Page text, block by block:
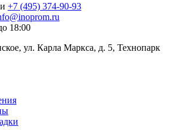
+7 (495) 374-90-93
18:00
ул. Карла Маркса, д. 5, Технопарк